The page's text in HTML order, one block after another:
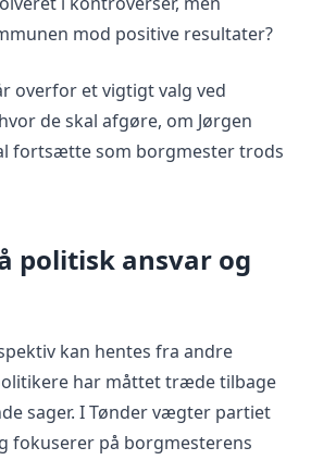
mod positive resultater?
overfor et vigtigt valg ved
de skal afgøre, om Jørgen
fortsætte som borgmester trods
politisk ansvar og
kan hentes fra andre
har måttet træde tilbage
sager. I Tønder vægter partiet
fokuserer på borgmesterens